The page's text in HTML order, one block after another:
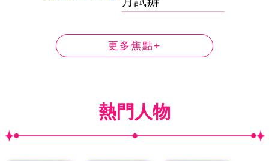
更多焦點+
熱門人物